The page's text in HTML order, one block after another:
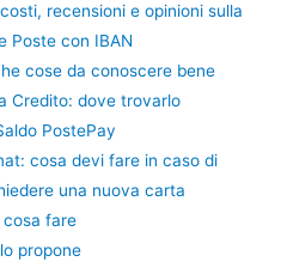
recensioni e opinioni sulla
Poste con IBAN
cose da conoscere bene
Credito: dove trovarlo
PostePay
cosa devi fare in caso di
una nuova carta
fare
propone